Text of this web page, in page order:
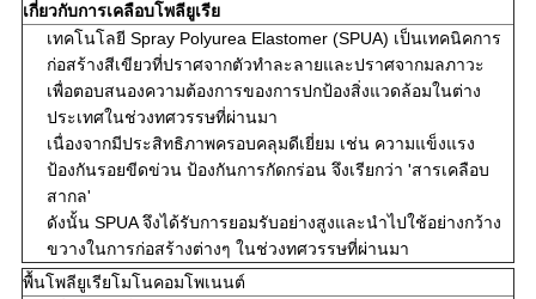
เกี่ยวกับการเคลือบโพลียูเรีย
เทคโนโลยี Spray Polyurea Elastomer (SPUA) เป็นเทคนิคการ
ก่อสร้างสีเขียวที่ปราศจากตัวทำละลายและปราศจากมลภาวะ
เพื่อตอบสนองความต้องการของการปกป้องสิ่งแวดล้อมในต่าง
ประเทศในช่วงทศวรรษที่ผ่านมา
เนื่องจากมีประสิทธิภาพครอบคลุมดีเยี่ยม เช่น ความแข็งแรง
ป้องกันรอยขีดข่วน ป้องกันการกัดกร่อน จึงเรียกว่า 'สารเคลือบ
สากล'
ดังนั้น SPUA จึงได้รับการยอมรับอย่างสูงและนำไปใช้อย่างกว้าง
ขวางในการก่อสร้างต่างๆ ในช่วงทศวรรษที่ผ่านมา
พื้นโพลียูเรียโมโนคอมโพเนนต์